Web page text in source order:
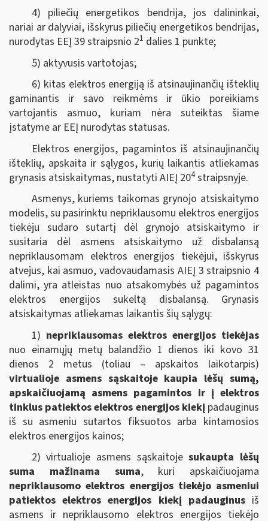
4) piliečių energetikos bendrija, jos dalininkai,
nariai ar dalyviai, išskyrus piliečių energetikos bendrijas,
nurodytas EEĮ 39 straipsnio 21 dalies 1 punkte;
5) aktyvusis vartotojas;
6) kitas elektros energiją iš atsinaujinančių išteklių
gaminantis ir savo reikmėms ir ūkio poreikiams
vartojantis asmuo, kuriam nėra suteiktas šiame
įstatyme ar EEĮ nurodytas statusas.
Elektros energijos, pagamintos iš atsinaujinančių
išteklių, apskaita ir sąlygos, kurių laikantis atliekamas
grynasis atsiskaitymas, nustatyti AIEĮ 204straipsnyje.
Asmenys, kuriems taikomas grynojo atsiskaitymo
modelis, su pasirinktu nepriklausomu elektros energijos
tiekėju sudaro sutartį dėl grynojo atsiskaitymo ir
susitaria dėl asmens atsiskaitymo už disbalansą
nepriklausomam elektros energijos tiekėjui, išskyrus
atvejus, kai asmuo, vadovaudamasis AIEĮ 3 straipsnio 4
dalimi, yra atleistas nuo atsakomybės už pagamintos
elektros energijos sukeltą disbalansą. Grynasis
atsiskaitymas atliekamas laikantis šių sąlygų:
1) nepriklausomas elektros energijos tiekėjas
nuo einamųjų metų balandžio 1 dienos iki kovo 31
dienos 2 metus (toliau – apskaitos laikotarpis)
virtualioje asmens sąskaitoje kaupia lėšų sumą,
apskaičiuojamą asmens pagamintos ir į elektros
tinklus patiektos elektros energijos kiekį padauginus
iš su asmeniu sutartos fiksuotos arba kintamosios
elektros energijos kainos;
2) virtualioje asmens sąskaitojesukaupta lėšų
suma mažinama suma, kuri apskaičiuojama
nepriklausomo elektros energijos tiekėjo asmeniui
patiektos elektros energijos kiekį padauginusiš
asmens ir nepriklausomo elektros energijos tiekėjo